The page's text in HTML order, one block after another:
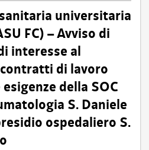
universitaria
FC) – Avviso di
interesse al
di lavoro
della SOC
S. Daniele
ospedaliero S.